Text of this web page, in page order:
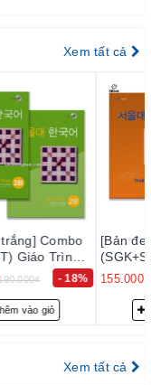
sách đẹp, nội
kho đều phải qua
có thể xảy ra
chất lượng tốt
khách hàng.
để chất lượng của
thông tin trước
phù hợp nhất với
tư của quý khách.
Xem tất cả
Combo
Trình
2B - 서
- 18%
giỏ
[Bản đen
(SGK+SBT)
Tiếng Hàn
울대 한국어
155.000₫
Thêm
Xem tất cả